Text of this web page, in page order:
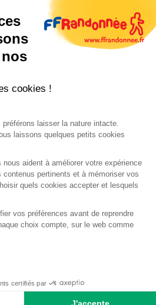
des données
de confidentialité
documentaire
cookies !
préférons laisser la nature intacte.
laissons quelques petits cookies
aident à améliorer votre expérience
pertinents et à mémoriser vos
quels cookies accepter et lesquels
vos préférences avant de reprendre
choix compte, sur le web comme
certifiés par